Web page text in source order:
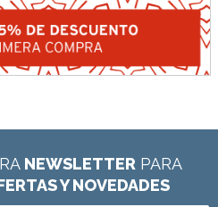
NEWSLETTER PARA
Y NOVEDADES